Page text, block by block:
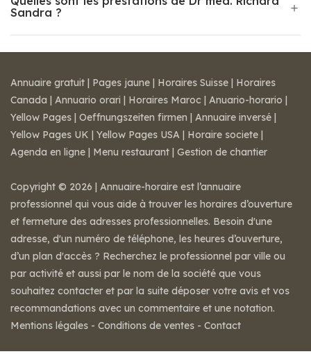
Sandra ?
Annuaire gratuit | Pages jaune | Horaires Suisse | Horaires
Canada | Annuario orari | Horaires Maroc | Anuario-horario |
Yellow Pages | Oeffnungszeiten firmen | Annuaire inversé |
Yellow Pages UK | Yellow Pages USA | Horaire societe |
Agenda en ligne | Menu restaurant | Gestion de chantier
Copyright © 2026 | Annuaire-horaire est l’annuaire
professionnel qui vous aide à trouver les horaires d’ouverture
et fermeture des adresses professionnelles. Besoin d'une
adresse, d'un numéro de téléphone, les heures d’ouverture,
d’un plan d'accès ? Recherchez le professionnel par ville ou
par activité et aussi par le nom de la société que vous
souhaitez contacter et par la suite déposer votre avis et vos
recommandations avec un commentaire et une notation.
Mentions légales - Conditions de ventes - Contact